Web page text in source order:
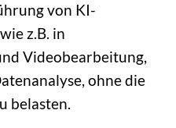
von KI-
z.B. in
Videobearbeitung,
ohne die
belasten.